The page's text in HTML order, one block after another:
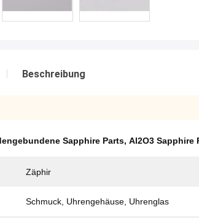
Beschreibung
Sapphire Parts, Al2O3 Sapphire
Zäphir
Schmuck, Uhrengehäuse, Uhrenglas